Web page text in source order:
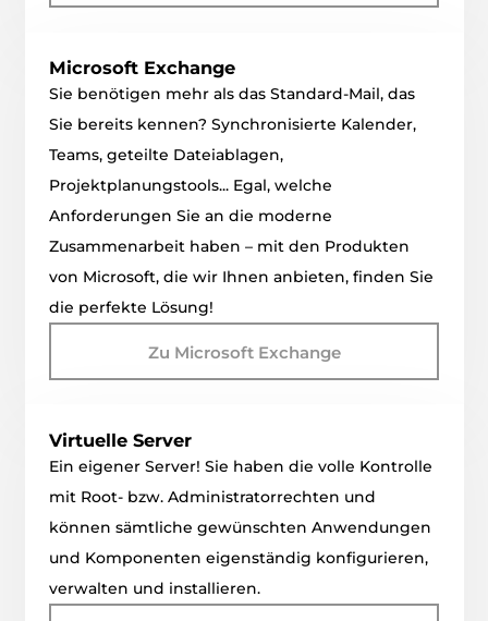
Microsoft Exchange
Sie benötigen mehr als das Standard-Mail, das
Sie bereits kennen? Synchronisierte Kalender,
Teams, geteilte Dateiablagen,
Projektplanungstools... Egal, welche
Anforderungen Sie an die moderne
Zusammenarbeit haben – mit den Produkten
von Microsoft, die wir Ihnen anbieten, finden Sie
die perfekte Lösung!
Zu Microsoft Exchange
Virtuelle Server
Ein eigener Server! Sie haben die volle Kontrolle
mit Root- bzw. Administratorrechten und
können sämtliche gewünschten Anwendungen
und Komponenten eigenständig konfigurieren,
verwalten und installieren.